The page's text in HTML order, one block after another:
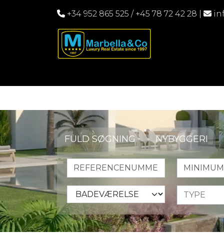
+34 952 865 525 / +45 78 72 42 28
FULD SØGNING NYBYGGERI